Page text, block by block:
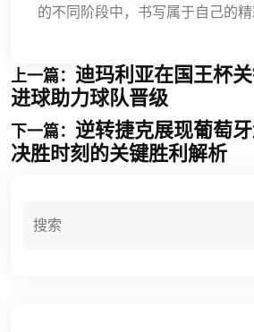
的不同阶段中，书写属于自己的精
上一篇： 迪玛利亚在国王杯
进球助力球队晋级
下一篇： 逆转捷克展现葡萄
决胜时刻的关键胜利解析